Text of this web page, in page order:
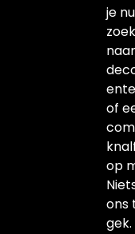
je
naar
of
op
ons
gek.